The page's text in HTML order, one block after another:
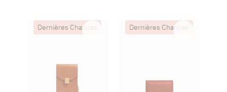
Dernières Chances Dernières Chances